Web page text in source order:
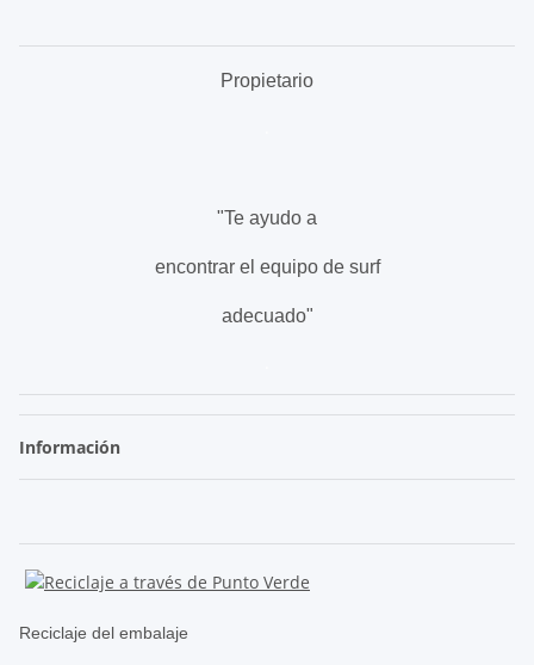
Propietario
"Te ayudo a
encontrar el equipo de surf
adecuado"
Información
Reciclaje del embalaje